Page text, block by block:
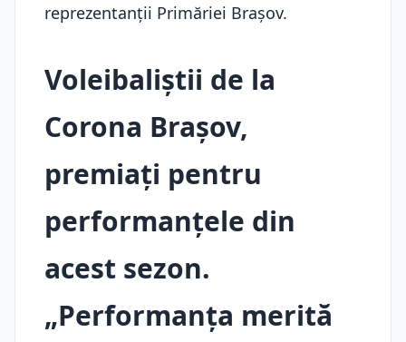
reprezentanţii Primăriei Braşov.
Voleibaliştii de la
Corona Braşov,
premiaţi pentru
performanţele din
acest sezon.
„Performanța merită